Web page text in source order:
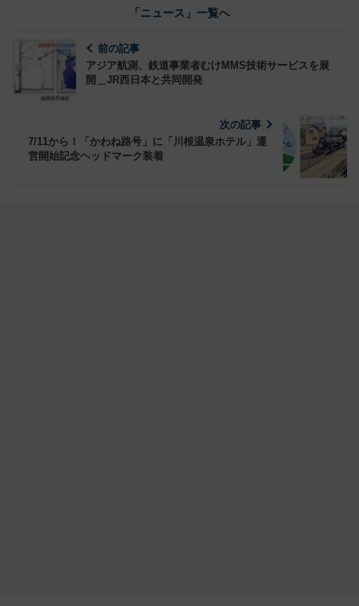
「ニュース」一覧へ
前の記事
アジア航測、鉄道事業者むけMMS技術サービスを展
開＿JR西日本と共同開発
次の記事
7/11から！「かわね路号」に「川根温泉ホテル」運
営開始記念ヘッドマーク装着